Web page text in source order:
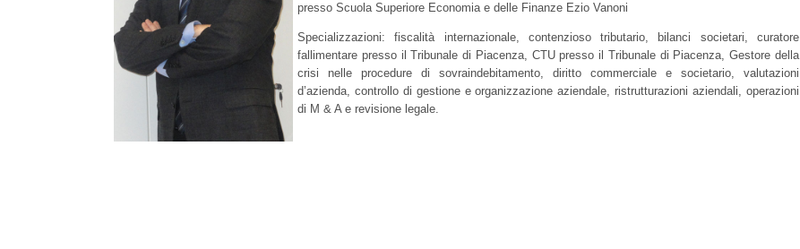
presso Scuola Superiore Economia e delle Finanze Ezio Vanoni
Specializzazioni: fiscalità internazionale, contenzioso tributario, bilanci societari, curatore
fallimentare presso il Tribunale di Piacenza, CTU presso il Tribunale di Piacenza, Gestore della
crisi nelle procedure di sovraindebitamento, diritto commerciale e societario, valutazioni
d’azienda, controllo di gestione e organizzazione aziendale, ristrutturazioni aziendali, operazioni
di M & A e revisione legale.